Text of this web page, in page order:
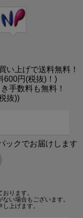
い上げで送料無料！
600円(税抜)！)
手数料も無料！
抜))
ックでお届けします
ります。
い場合もございます。
上げます。